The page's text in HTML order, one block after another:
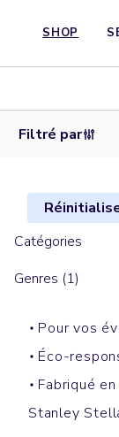
SHOP
Filtré par
Catégories
Genres (1)
Pour vos
Éco-
Fabriqué
Stanley